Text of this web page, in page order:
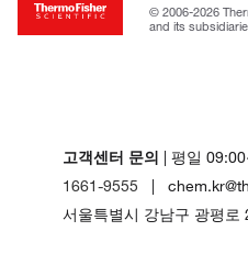
© 2006-2026
and its
고객센터 문의 | 평일
1661-9555 |
서울특별시 강남구 광평로